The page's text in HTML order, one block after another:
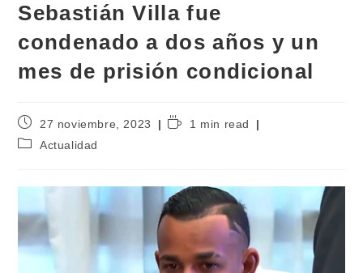
Sebastián Villa fue
condenado a dos años y un
mes de prisión condicional
27 noviembre, 2023
1 min read
Actualidad